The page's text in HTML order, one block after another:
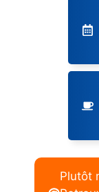
Plutôt